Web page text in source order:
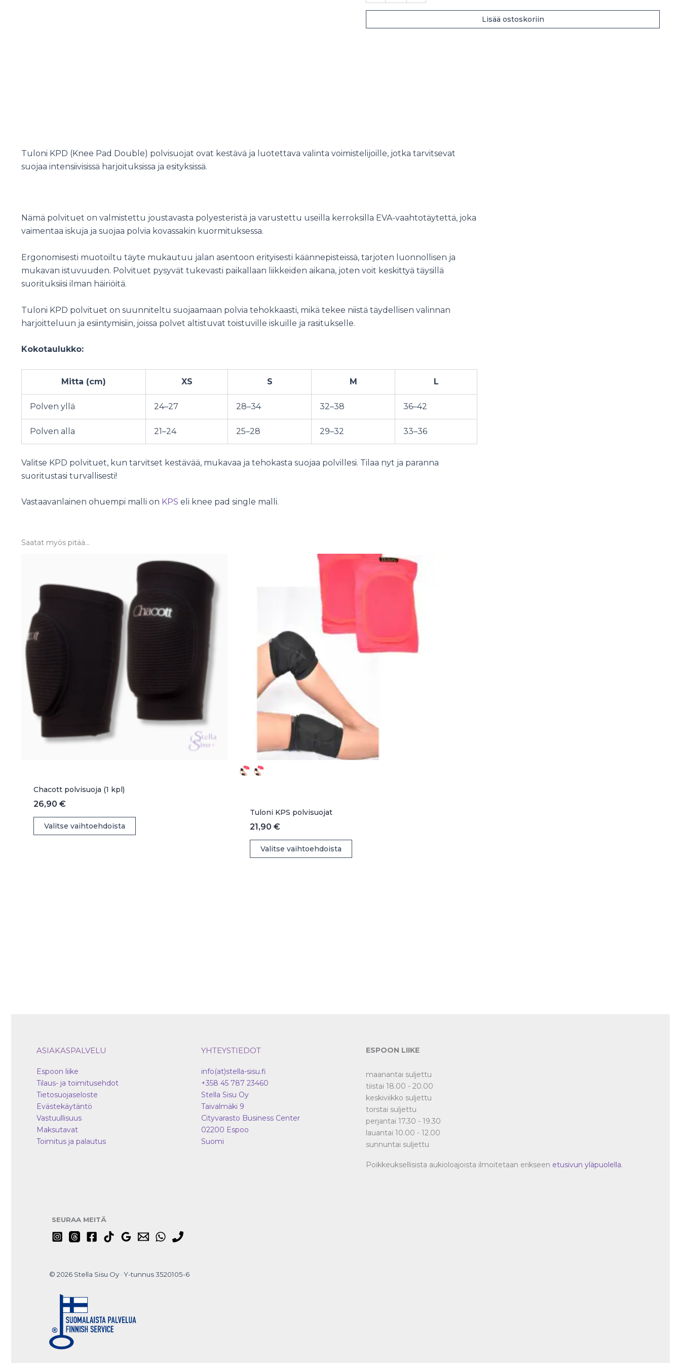
Lisää ostoskoriin
Tuloni KPD (Knee Pad Double) polvisuojat ovat kestävä ja luotettava valinta voimistelijoille, jotka tarvitsevat
suojaa intensiivisissä harjoituksissa ja esityksissä.
Nämä polvituet on valmistettu joustavasta polyesteristä ja varustettu useilla kerroksilla EVA-vaahtotäytettä, joka
vaimentaa iskuja ja suojaa polvia kovassakin kuormituksessa.
Ergonomisesti muotoiltu täyte mukautuu jalan asentoon erityisesti käännepisteissä, tarjoten luonnollisen ja
mukavan istuvuuden. Polvituet pysyvät tukevasti paikallaan liikkeiden aikana, joten voit keskittyä täysillä
suorituksiisi ilman häiriöitä.
Tuloni KPD polvituet on suunniteltu suojaamaan polvia tehokkaasti, mikä tekee niistä täydellisen valinnan
harjoitteluun ja esiintymisiin, joissa polvet altistuvat toistuville iskuille ja rasitukselle.
Kokotaulukko:
Mitta (cm) XS S M L
Polven yllä 24–27 28–34 32–38 36–42
Polven alla 21–24 25–28 29–32 33–36
Valitse KPD polvituet, kun tarvitset kestävää, mukavaa ja tehokasta suojaa polvillesi. Tilaa nyt ja paranna
suoritustasi turvallisesti!
Vastaavanlainen ohuempi malli on KPS eli knee pad single malli.
Saatat myös pitää...
Chacott polvisuoja (1 kpl)
26,90 €
Valitse vaihtoehdoista
Tällä
Tuloni KPS polvisuojat
21,90 €
Valitse vaihtoehdoista
Tällä
ASIAKASPALVELU
Espoon liike
Tilaus- ja toimitusehdot
Tietosuojaseloste
Evästekäytäntö
Vastuullisuus
Maksutavat
Toimitus ja palautus
YHTEYSTIEDOT
info(at)stella-sisu.fi
+358 45 787 23460
Stella Sisu Oy
Taivalmäki 9
Cityvarasto Business Center
02200 Espoo
Suomi
ESPOON LIIKE
maanantai suljettu
tiistai 18.00 - 20.00
keskiviikko suljettu
torstai suljettu
perjantai 17.30 - 19.30
lauantai 10.00 - 12.00
sunnuntai suljettu
Poikkeuksellisista aukioloajoista ilmoitetaan erikseen etusivun yläpuolella.
SEURAA MEITÄ
© 2026 Stella Sisu Oy · Y-tunnus 3520105-6